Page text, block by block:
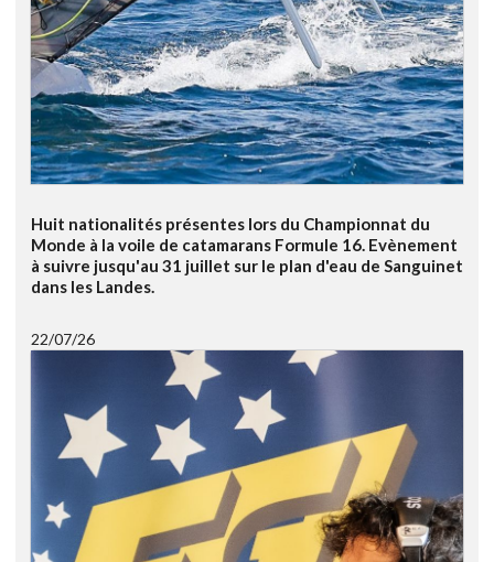
Huit nationalités présentes lors du Championnat du
Monde à la voile de catamarans Formule 16. Evènement
à suivre jusqu'au 31 juillet sur le plan d'eau de Sanguinet
dans les Landes.
22/07/26